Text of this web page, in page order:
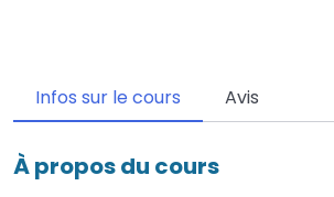
Infos sur le cours Avis
À propos du cours